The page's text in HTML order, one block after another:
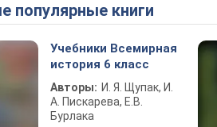
популярные книги
Учебники Всемирная
история 6 класс
Авторы: И. Я. Щупак, И.
А. Пискарева, Е.В.
Бурлака